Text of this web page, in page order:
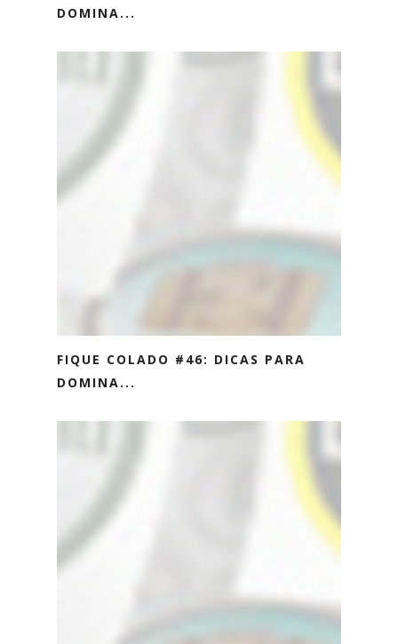
DOMINA...
FIQUE COLADO #46: DICAS PARA
DOMINA...